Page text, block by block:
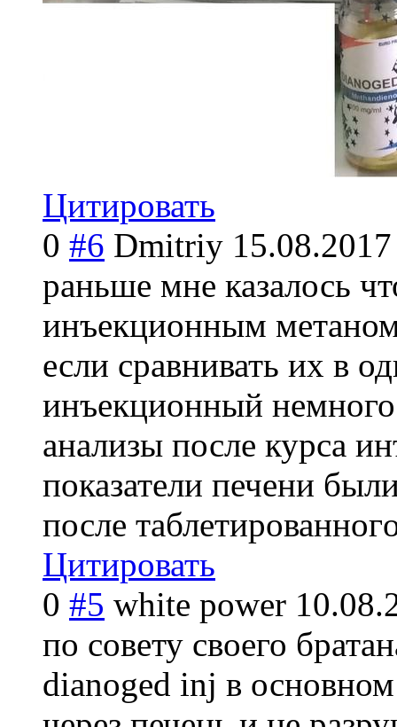
Цитировать
0 #6 Dmitriy
раньше мне казалось
инъекционным метаном
если сравнивать их в
инъекционный немного
анализы после курса
показатели печени
после таблетированног
Цитировать
0 #5 white power
по совету своего
dianoged inj в